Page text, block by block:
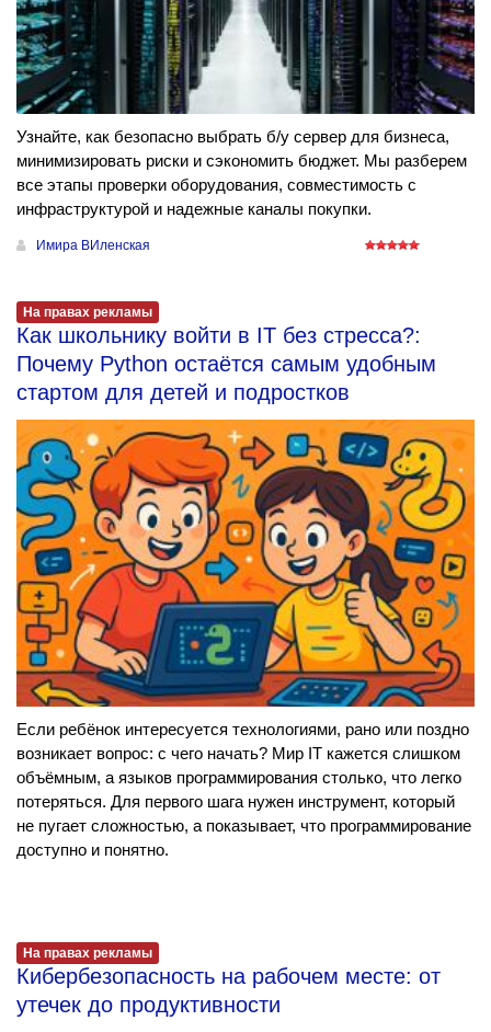
Узнайте, как безопасно выбрать б/у сервер для бизнеса,
минимизировать риски и сэкономить бюджет. Мы разберем
все этапы проверки оборудования, совместимость с
инфраструктурой и надежные каналы покупки.
Имира ВИленская
На правах рекламы
Как школьнику войти в IT без стресса?:
Почему Python остаётся самым удобным
стартом для детей и подростков
Если ребёнок интересуется технологиями, рано или поздно
возникает вопрос: с чего начать? Мир IT кажется слишком
объёмным, а языков программирования столько, что легко
потеряться. Для первого шага нужен инструмент, который
не пугает сложностью, а показывает, что программирование
доступно и понятно.
На правах рекламы
Кибербезопасность на рабочем месте: от
утечек до продуктивности